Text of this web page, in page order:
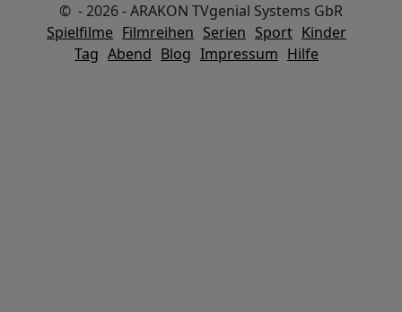
© - 2026 - ARAKON TVgenial Systems GbR
Spielfilme Filmreihen Serien Sport Kinder
Tag Abend Blog Impressum Hilfe